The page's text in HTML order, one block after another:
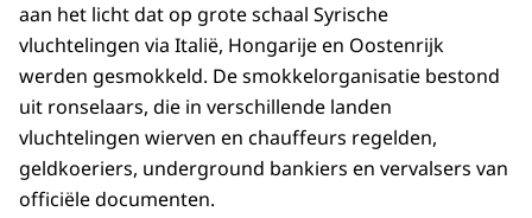
aan het licht dat op grote schaal Syrische
vluchtelingen via Italië, Hongarije en Oostenrijk
werden gesmokkeld. De smokkelorganisatie bestond
uit ronselaars, die in verschillende landen
vluchtelingen wierven en chauffeurs regelden,
geldkoeriers, underground bankiers en vervalsers van
officiële documenten.